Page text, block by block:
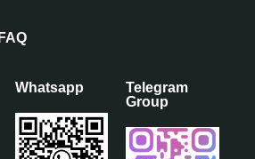
FAQ
Whatsapp
Telegram
Group